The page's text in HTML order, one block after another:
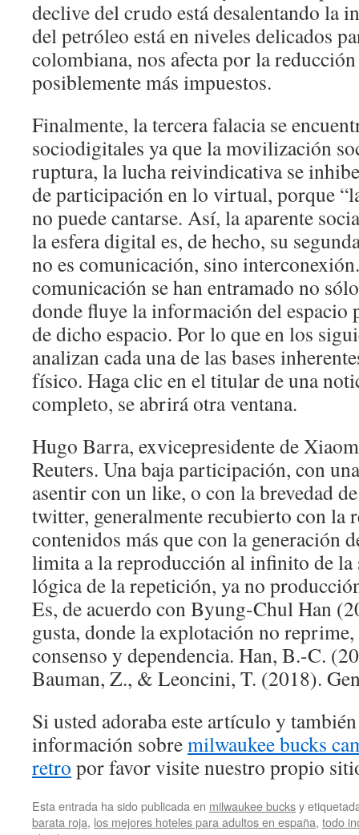
declive del crudo está desalentando la
del petróleo está en niveles delicados
colombiana, nos afecta por la
posiblemente más impuestos.
Finalmente, la tercera falacia se
sociodigitales ya que la movilización
ruptura, la lucha reivindicativa se
de participación en lo virtual, porque
no puede cantarse. Así, la aparente
la esfera digital es, de hecho, su
no es comunicación, sino
comunicación se han entramado no
donde fluye la información del espacio
de dicho espacio. Por lo que en los
analizan cada una de las bases
físico. Haga clic en el titular de una
completo, se abrirá otra ventana.
Hugo Barra, exvicepresidente de
Reuters. Una baja participación, con
asentir con un like, o con la brevedad
twitter, generalmente recubierto con la
contenidos más que con la generación
limita a la reproducción al infinito de la
lógica de la repetición, ya no
Es, de acuerdo con Byung-Chul Han
gusta, donde la explotación no
consenso y dependencia. Han, B.-C.
Bauman, Z., & Leoncini, T. (2018).
Si usted adoraba este artículo y
información sobremilwaukee bucks
retro por favor visite nuestro propio
Esta entrada ha sido publicada en milwaukee bucksy
barata roja, los mejores hoteles para adultos en españa, todo